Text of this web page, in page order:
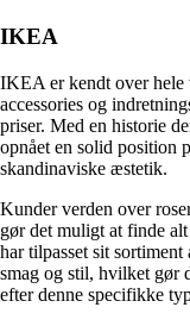
IKEA
IKEA er kendt over hele
accessories og
priser. Med en historie
opnået en solid position
skandinaviske æstetik.
Kunder verden over
gør det muligt at finde
har tilpasset sit
smag og stil, hvilket gør
efter denne specifikke